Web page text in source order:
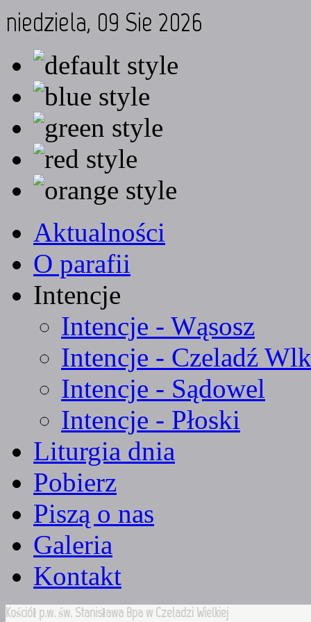
niedziela, 09 Sie 2026
Aktualności
O parafii
Intencje
Intencje - Wąsosz
Intencje - Czeladź
Intencje - Sądowel
Intencje - Płoski
Liturgia dnia
Pobierz
Piszą o nas
Galeria
Kontakt
Kościół p.w. św. Stanisława Bpa w Czeladzi Wielkiej